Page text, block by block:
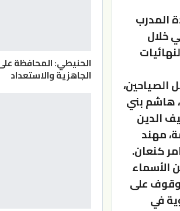
لكرة القدم تحت سن 23، بقيادة المدرب
خلال
النهائيات
الصياحين،
هاشم بني
الدين
مهند
كنعان.
العديد من الأسماء
على
في
الحنيطي: المحافظة
الجاهزية والاستعداد